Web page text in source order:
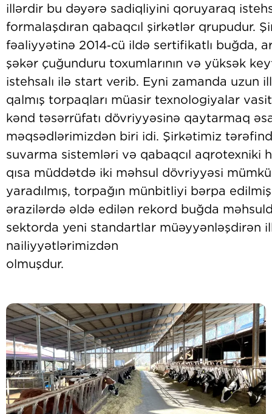
illərdir bu dəyərə sadiqliyini qoruyaraq
formalaşdıran qabaqcıl şirkətlər qrupudur.
fəaliyyətinə 2014‑cü ildə sertifikatlı buğda,
şəkər çuğunduru toxumlarının və yüksək
istehsalı ilə start verib. Eyni zamanda uzun
qalmış torpaqları müasir texnologiyalar
kənd təsərrüfatı dövriyyəsinə qaytarmaq
məqsədlərimizdən biri idi. Şirkətimiz
suvarma sistemləri və qabaqcıl aqrotexniki
qısa müddətdə iki məhsul dövriyyəsi
yaradılmış, torpağın münbitliyi bərpa
ərazilərdə əldə edilən rekord buğda
sektorda yeni standartlar müəyyənləşdirən
nailiyyətlərimizdən